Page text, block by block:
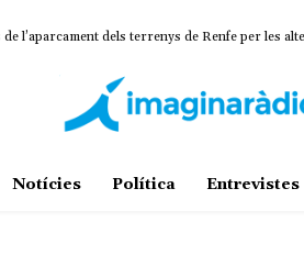
dels terrenys de Renfe per les altes
estratègic que vincula patrimoni, turisme i
Notícies Política Entrevistes